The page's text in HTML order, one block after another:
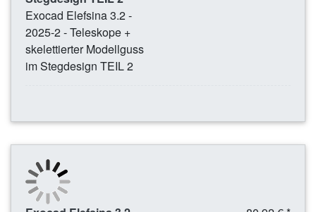
Exocad Elefsina 3.2 -
2025-2 - Teleskope +
skelettierter Modellguss
im Stegdesign TEIL 2